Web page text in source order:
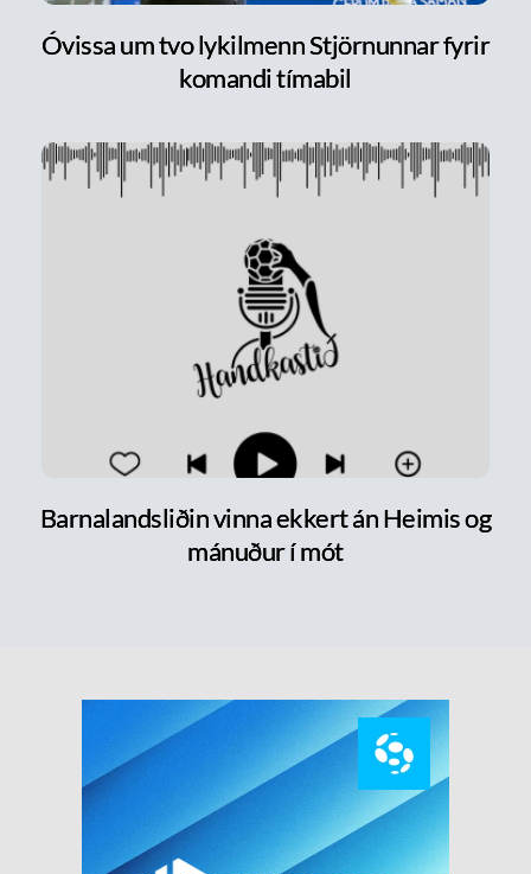
Óvissa um tvo lykilmenn Stjörnunnar fyrir
komandi tímabil
Barnalandsliðin vinna ekkert án Heimis og
mánuður í mót